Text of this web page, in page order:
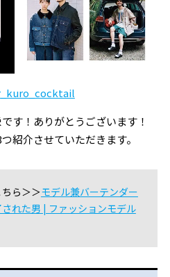
す！ありがとうございます！
紹介させていただきます。
ら＞＞モデル兼バーテンダー
れた男 | ファッションモデル